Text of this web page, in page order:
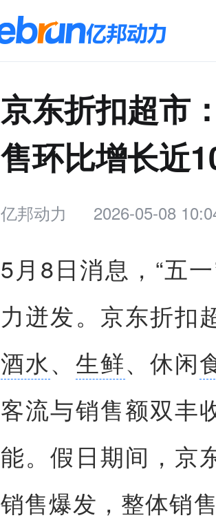
京东折扣超市
售环比增长近
亿邦动力 2026-05-08
5月8日消息，“五
力迸发。京东折扣
酒水、 生鲜、休闲
客流与销售额双丰
能。假日期间，京
销售爆发，整体销